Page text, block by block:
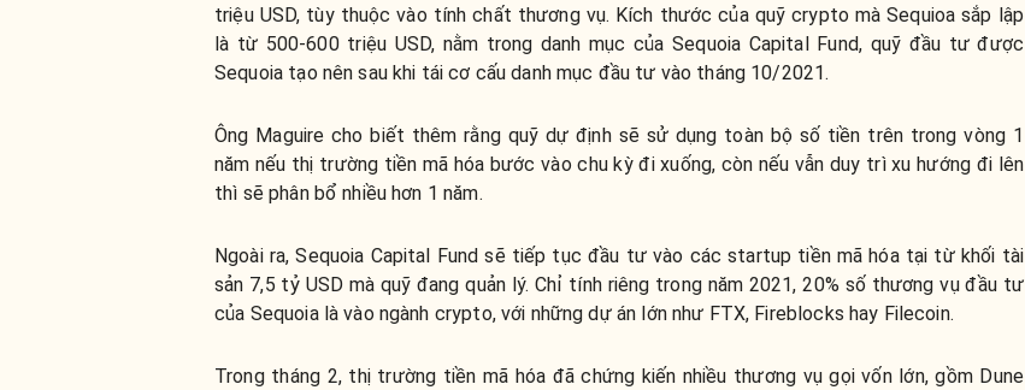
triệu USD, tùy thuộc vào tính chất thương vụ. Kích thước của quỹ crypto mà Sequioa sắp lập
là từ 500-600 triệu USD, nằm trong danh mục của Sequoia Capital Fund, quỹ đầu tư được
Sequoia tạo nên sau khi tái cơ cấu danh mục đầu tư vào tháng 10/2021.
Ông Maguire cho biết thêm rằng quỹ dự định sẽ sử dụng toàn bộ số tiền trên trong vòng 1
năm nếu thị trường tiền mã hóa bước vào chu kỳ đi xuống, còn nếu vẫn duy trì xu hướng đi lên
thì sẽ phân bổ nhiều hơn 1 năm.
Ngoài ra, Sequoia Capital Fund sẽ tiếp tục đầu tư vào các startup tiền mã hóa tại từ khối tài
sản 7,5 tỷ USD mà quỹ đang quản lý. Chỉ tính riêng trong năm 2021, 20% số thương vụ đầu tư
của Sequoia là vào ngành crypto, với những dự án lớn như FTX, Fireblocks hay Filecoin.
Trong tháng 2, thị trường tiền mã hóa đã chứng kiến nhiều thương vụ gọi vốn lớn, gồm Dune